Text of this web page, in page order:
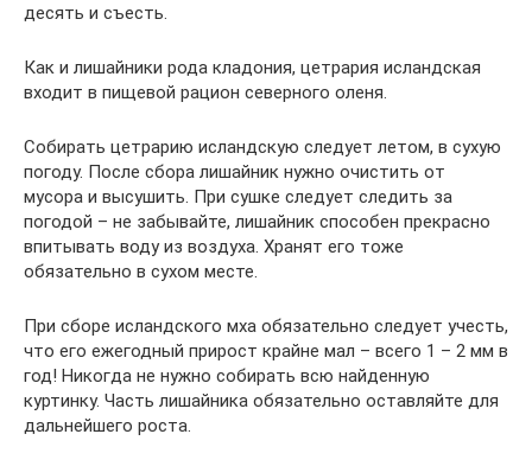
десять и съесть.
Как и лишайники рода кладония, цетрария исландская
входит в пищевой рацион северного оленя.
Собирать цетрарию исландскую следует летом, в сухую
погоду. После сбора лишайник нужно очистить от
мусора и высушить. При сушке следует следить за
погодой – не забывайте, лишайник способен прекрасно
впитывать воду из воздуха. Хранят его тоже
обязательно в сухом месте.
При сборе исландского мха обязательно следует учесть,
что его ежегодный прирост крайне мал – всего 1 – 2 мм в
год! Никогда не нужно собирать всю найденную
куртинку. Часть лишайника обязательно оставляйте для
дальнейшего роста.